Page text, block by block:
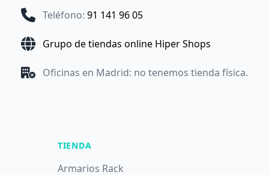
Teléfono: 91 141 96 05
Grupo de tiendas online Hiper Shops
Oficinas en Madrid: no tenemos tienda física.
TIENDA
Armarios Rack